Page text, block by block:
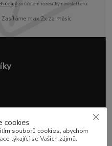
údajů za účelem rozesílky newsletteru.
Zasíláme max.2x za měsíc
cookies
souborů cookies, abychom
týkající se Vašich zájmů.